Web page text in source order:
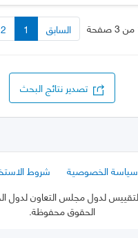
السابق 1
2
تصدير نتائج البحث
سياسة الخصوصية
شروط
الحقوق محفوظة.